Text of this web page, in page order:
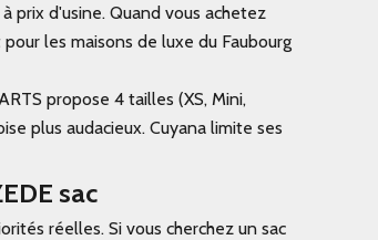
prix d'usine. Quand vous achetez
les maisons de luxe du Faubourg
propose 4 tailles (XS, Mini,
plus audacieux. Cuyana limite ses
sac
réelles. Si vous cherchez un sac